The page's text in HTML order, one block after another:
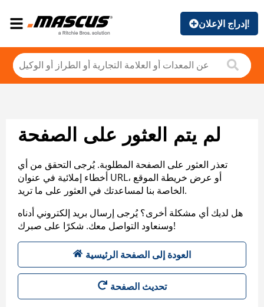
إدراج الإعلان!
لم يتم العثور على الصفحة
تعذر العثور على الصفحة المطلوبة. يُرجى التحقق من أي
أخطاء إملائية في عنوان URL، أو عرض خريطة الموقع
الخاصة بنا لمساعدتك في العثور على ما تريد.
هل لديك أي مشكلة أخرى؟ يُرجى إرسال بريد إلكتروني أدناه
وسنعاود التواصل معك. شكرًا على صبرك!
العودة إلى الصفحة الرئيسية
تحديث الصفحة